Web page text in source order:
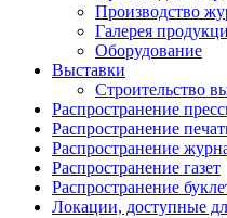
Производство
Галерея
Оборудование
Выставки
Строительство
Распространение
Распространение
Распространение
Распространение газет
Распространение
Локации, доступные